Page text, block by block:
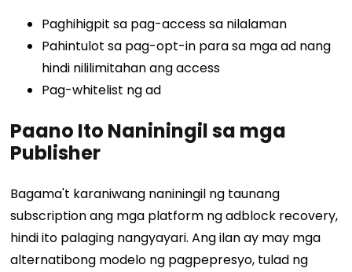
Paghihigpit sa pag-access sa nilalaman
Pahintulot sa pag-opt-in para sa mga ad nang
hindi nililimitahan ang access
Pag-whitelist ng ad
Paano Ito Naniningil sa mga
Publisher
Bagama't karaniwang naniningil ng taunang
subscription ang mga platform ng adblock recovery,
hindi ito palaging nangyayari. Ang ilan ay may mga
alternatibong modelo ng pagpepresyo, tulad ng